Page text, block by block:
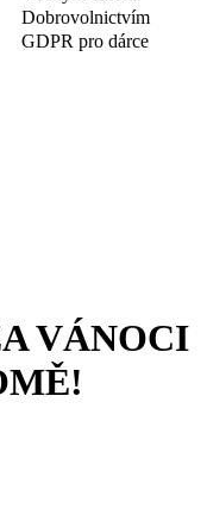
Dobrovolnictvím
GDPR pro dárce
VÁNOCI